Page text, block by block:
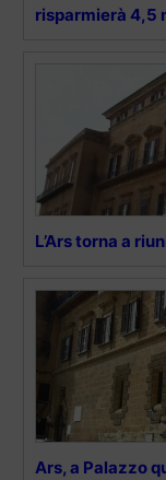
risparmierà 4,5
L’Ars torna a
Ars, a Palazzo